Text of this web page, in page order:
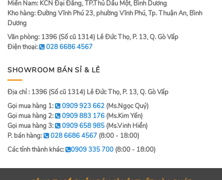
Miền Nam: KCN Đại Đăng, TP.Thủ Dầu Một, Bình Dương
Kho hàng: Đường Vĩnh Phú 23, phường Vĩnh Phú, Tp. Thuận An, Bình
Dương
Văn phòng: 1396 (Số cũ 1314) Lê Đức Thọ, P. 13, Q. Gò Vấp
Điện thoại:
028 6686 4567
SHOWROOM BÁN SỈ & LẺ
Địa chỉ : 1396 (Số cũ 1314) Lê Đức Thọ, P. 13, Q. Gò Vấp
Gọi mua hàng 1:
0909 923 662 (Ms.Ngọc Quý)
Gọi mua hàng 2:
0909 883 176 (Ms.Kim Yến)
Gọi mua hàng 3:
0909 658 985 (Ms.Vinh Hiển)
P. bán hàng:
028 6686 4567 (8:00 - 18:00)
Các tỉnh thành khác:
0909 335 700 (8:00 - 18:00)